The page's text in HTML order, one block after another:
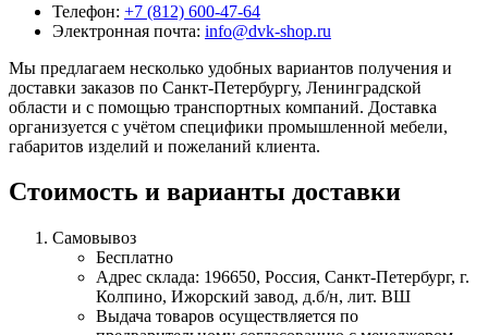
Телефон: +7 (812) 600-47-64
Электронная почта: info@dvk-shop.ru
Мы предлагаем несколько удобных вариантов получения и
доставки заказов по Санкт-Петербургу, Ленинградской
области и с помощью транспортных компаний. Доставка
организуется с учётом специфики промышленной мебели,
габаритов изделий и пожеланий клиента.
Стоимость и варианты доставки
Самовывоз
Бесплатно
Адрес склада: 196650, Россия, Санкт-Петербург, г.
Колпино, Ижорский завод, д.б/н, лит. ВШ
Выдача товаров осуществляется по